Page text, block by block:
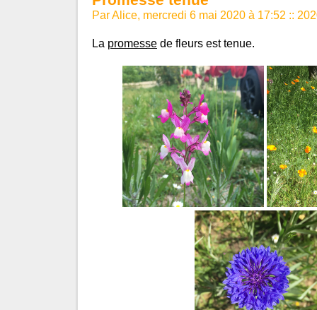
Par Alice, mercredi 6 mai 2020 à 17:52 ::
La promesse de fleurs est tenue.